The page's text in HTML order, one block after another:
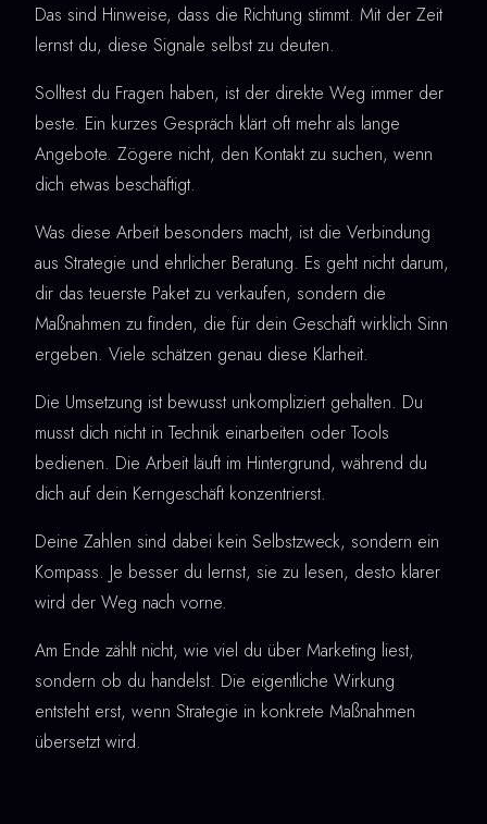
Das sind Hinweise, dass die Richtung stimmt. Mit der Zeit
lernst du, diese Signale selbst zu deuten.
Solltest du Fragen haben, ist der direkte Weg immer der
beste. Ein kurzes Gespräch klärt oft mehr als lange
Angebote. Zögere nicht, den Kontakt zu suchen, wenn
dich etwas beschäftigt.
Was diese Arbeit besonders macht, ist die Verbindung
aus Strategie und ehrlicher Beratung. Es geht nicht darum,
dir das teuerste Paket zu verkaufen, sondern die
Maßnahmen zu finden, die für dein Geschäft wirklich Sinn
ergeben. Viele schätzen genau diese Klarheit.
Die Umsetzung ist bewusst unkompliziert gehalten. Du
musst dich nicht in Technik einarbeiten oder Tools
bedienen. Die Arbeit läuft im Hintergrund, während du
dich auf dein Kerngeschäft konzentrierst.
Deine Zahlen sind dabei kein Selbstzweck, sondern ein
Kompass. Je besser du lernst, sie zu lesen, desto klarer
wird der Weg nach vorne.
Am Ende zählt nicht, wie viel du über Marketing liest,
sondern ob du handelst. Die eigentliche Wirkung
entsteht erst, wenn Strategie in konkrete Maßnahmen
übersetzt wird.